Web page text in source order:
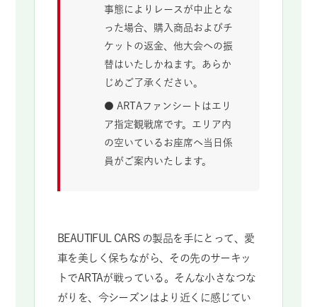
事態によりレースが中止とな
った場合、購入商品およびチ
ケットの返金、他大会への振
替はいたしかねます。あらか
じめご了承ください。
● ARTAファンシートはエリ
ア指定観戦席です。エリア内
の空いているお座席へ当日係
員がご案内いたします。
BEAUTIFUL CARS の製品を手にとって、愛
車を美しく保ちながら、その先のサーキッ
トでARTAが戦っている。そんな小さなつな
がりを、今シーズンはより近くに感じてい